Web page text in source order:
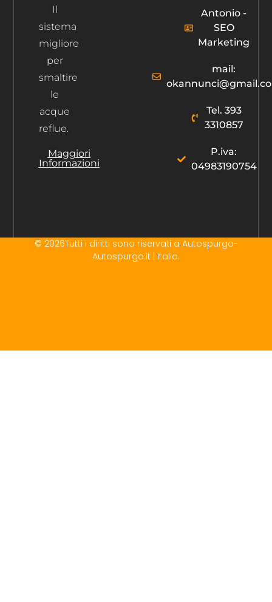
Il
sistema
migliore
per
smaltire
le
acque
reflue.
Maggiori
Informazioni
Antonio -
SEO
Marketing
mail:
Tel. 393
3310857
P.iva:
04983190754
© 2026Tutti i diritti sono riservati a Autospurgo-
Autospurgo.it | Italia.